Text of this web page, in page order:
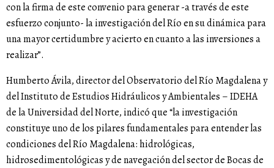
con la firma de este convenio para generar -a través de este
esfuerzo conjunto- la investigación del Río en su dinámica para
una mayor certidumbre y acierto en cuanto a las inversiones a
realizar”.
Humberto Ávila, director del Observatorio del Río Magdalena y
del Instituto de Estudios Hidráulicos y Ambientales – IDEHA
de la Universidad del Norte, indicó que “la investigación
constituye uno de los pilares fundamentales para entender las
condiciones del Río Magdalena: hidrológicas,
hidrosedimentológicas y de navegación del sector de Bocas de